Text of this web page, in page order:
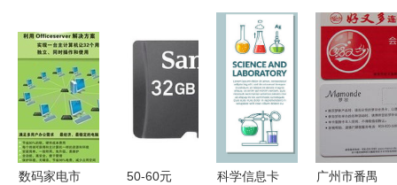
数码家电市
50-60元
科学信息卡
广州市番禺